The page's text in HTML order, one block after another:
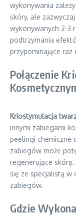
wykonywania
skóry, ale
wykonywanych 2-3
podtrzymania
przypominające raz
Połączenie
Kriostymulacja
innymi zabiegami
peelingi chemiczne
zabiegów może
regenerujące
się ze specjalistą w
zabiegów.
Gdzie